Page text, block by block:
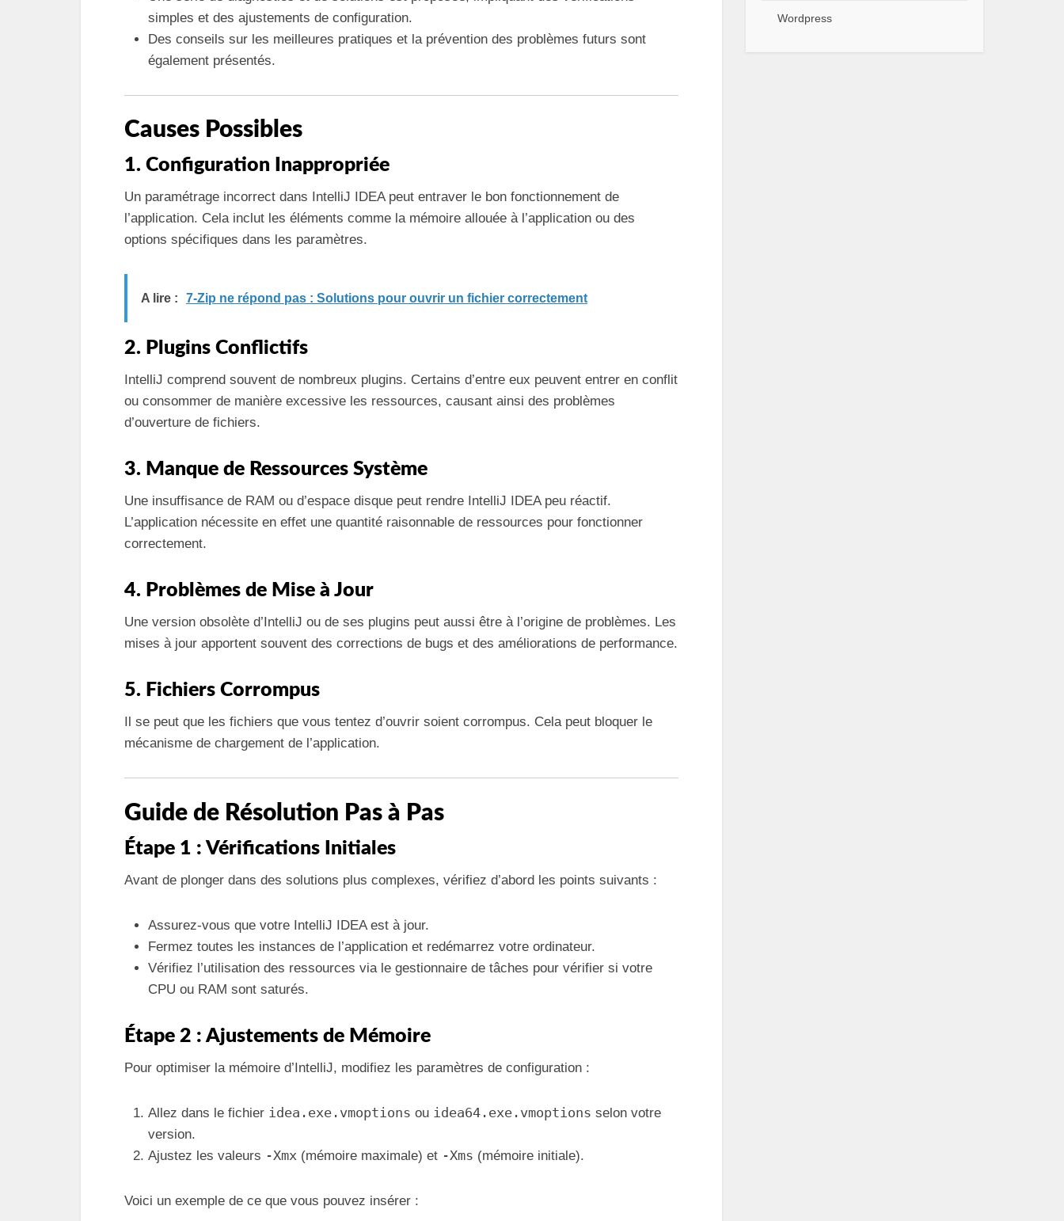
simples et des ajustements de configuration.
Des conseils sur les meilleures pratiques et la prévention des problèmes futurs sont
également présentés.
Causes Possibles
1. Configuration Inappropriée
Un paramétrage incorrect dans IntelliJ IDEA peut entraver le bon fonctionnement de
l’application. Cela inclut les éléments comme la mémoire allouée à l’application ou des
options spécifiques dans les paramètres.
A lire : 7-Zip ne répond pas : Solutions pour ouvrir un fichier correctement
2. Plugins Conflictifs
IntelliJ comprend souvent de nombreux plugins. Certains d’entre eux peuvent entrer en conflit
ou consommer de manière excessive les ressources, causant ainsi des problèmes
d’ouverture de fichiers.
3. Manque de Ressources Système
Une insuffisance de RAM ou d’espace disque peut rendre IntelliJ IDEA peu réactif.
L’application nécessite en effet une quantité raisonnable de ressources pour fonctionner
correctement.
4. Problèmes de Mise à Jour
Une version obsolète d’IntelliJ ou de ses plugins peut aussi être à l’origine de problèmes. Les
mises à jour apportent souvent des corrections de bugs et des améliorations de performance.
5. Fichiers Corrompus
Il se peut que les fichiers que vous tentez d’ouvrir soient corrompus. Cela peut bloquer le
mécanisme de chargement de l’application.
Guide de Résolution Pas à Pas
Étape 1 : Vérifications Initiales
Avant de plonger dans des solutions plus complexes, vérifiez d’abord les points suivants :
Assurez-vous que votre IntelliJ IDEA est à jour.
Fermez toutes les instances de l’application et redémarrez votre ordinateur.
Vérifiez l’utilisation des ressources via le gestionnaire de tâches pour vérifier si votre
CPU ou RAM sont saturés.
Étape 2 : Ajustements de Mémoire
Pour optimiser la mémoire d’IntelliJ, modifiez les paramètres de configuration :
Allez dans le fichier idea.exe.vmoptions ou idea64.exe.vmoptions selon votre
version.
Ajustez les valeurs -Xmx (mémoire maximale) et -Xms (mémoire initiale).
Voici un exemple de ce que vous pouvez insérer :
Wordpress